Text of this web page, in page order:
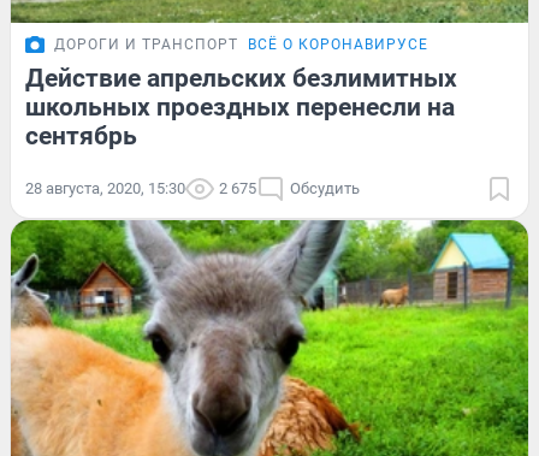
ДОРОГИ И ТРАНСПОРТ ВСЁ О КОРОНАВИРУСЕ
Действие апрельских безлимитных
школьных проездных перенесли на
сентябрь
28 августа, 2020, 15:30 2 675 Обсудить